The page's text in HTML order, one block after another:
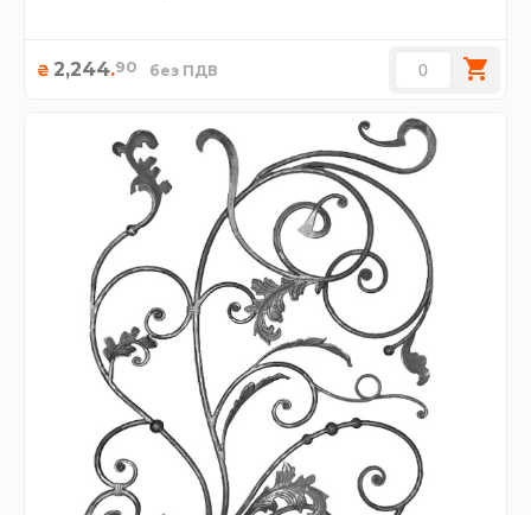
₴ 2,244.90 без ПДВ